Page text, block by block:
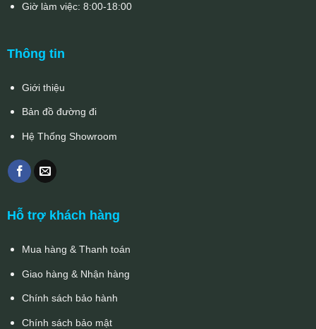
Giờ làm việc: 8:00-18:00
Thông tin
Giới thiệu
Bản đồ đường đi
Hệ Thống Showroom
Hỗ trợ khách hàng
Mua hàng & Thanh toán
Giao hàng & Nhận hàng
Chính sách bảo hành
Chính sách bảo mật